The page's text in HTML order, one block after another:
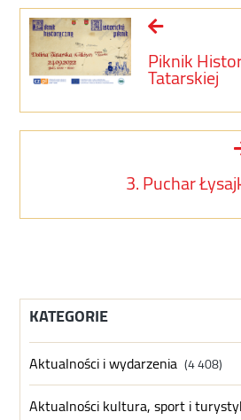
Piknik
Tatarskiej
3. Puchar
KATEGORIE
Aktualności i wydarzenia (4 408)
Aktualności kultura, sport i